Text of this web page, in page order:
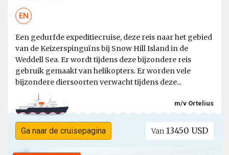
EN
Een gedurfde expeditiecruise, deze reis naar het gebied
van de Keizerspinguïns bij Snow Hill Island in de
Weddell Sea. Er wordt tijdens deze bijzondere reis
gebruik gemaakt van helikopters. Er worden vele
bijzondere diersoorten verwacht tijdens deze...
m/v Ortelius
Ga naar de cruisepagina Van 13450 USD